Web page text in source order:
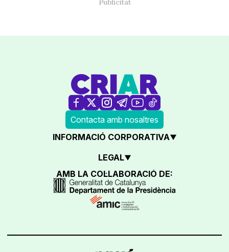
Contacta amb nosaltres
INFORMACIÓ CORPORATIVA
LEGAL
AMB LA COL·LABORACIÓ DE: